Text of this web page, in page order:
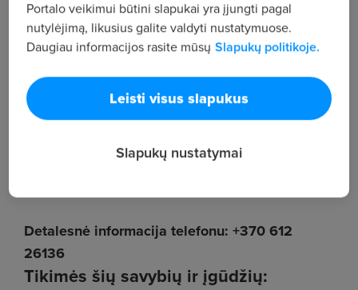
medienos gaminių pakavimas, pakrovimas,
tvarkos užtikrinimas.
kokybės tikrinimas.
darbas su autokrautuvu.
darbas sandėlyje ir lauke.
Detalesnė informacija telefonu: +370 612
26136
Tikimės šių savybių ir įgūdžių:
Portalo veikimui būtini slapukai yra įjungti pagal
nutylėjimą, likusius galite valdyti nustatymuose.
Daugiau informacijos rasite mūsų Slapukų politikoje.
Leisti visus slapukus
Slapukų nustatymai